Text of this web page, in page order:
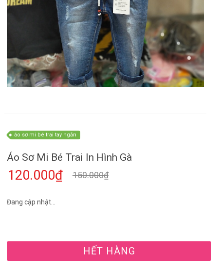
áo sơ mi bé trai tay ngắn
Áo Sơ Mi Bé Trai In Hình Gà
120.000₫ 150.000₫
Đang cập nhật...
HẾT HÀNG